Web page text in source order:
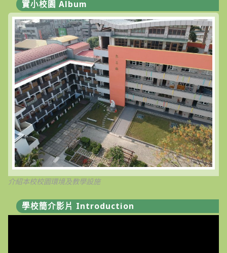
實小校園 Album
介紹本校校園環境及教學設施
學校簡介影片 Introduction